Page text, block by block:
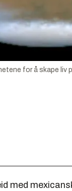
for å skape liv
med